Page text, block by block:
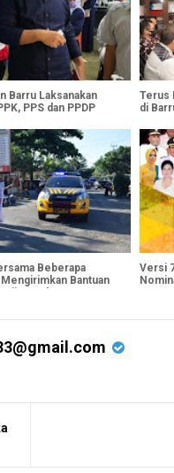
Barru Laksanakan
PPS dan PPDP
Terus
di
Beberapa
Bantuan
Bandang
Versi